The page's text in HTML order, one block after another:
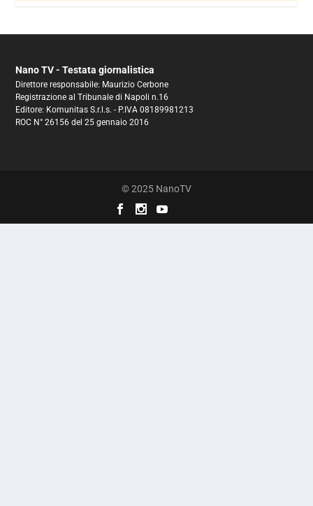
Nano TV - Testata giornalistica
Direttore responsabile: Maurizio Cerbone
Registrazione al Tribunale di Napoli n.16
Editore: Komunitas S.r.l.s. - P.IVA 08189981213
ROC N° 26156 del 25 gennaio 2016
© 2025 NanoTV